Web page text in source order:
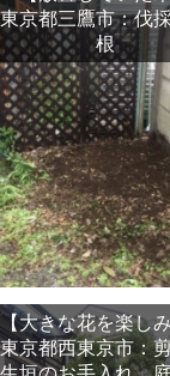
東京都三鷹市：伐
根
【大きな花を楽しみ
東京都西東京市：剪